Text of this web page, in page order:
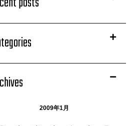
2009年1月